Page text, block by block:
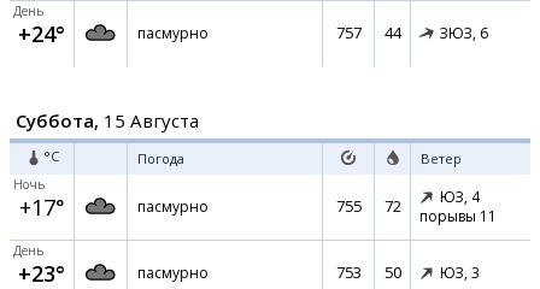
День
+24° пасмурно 757 44 ЗЮЗ, 6
Суббота, 15 Августа
°C Погода Ветер
Ночь
+17° пасмурно 755 72 ЮЗ, 4
порывы 11
День
+23° пасмурно 753 50 ЮЗ, 3